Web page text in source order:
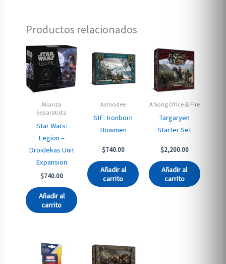
Productos relacionados
Alianza
Separatista
Star Wars:
Legion –
Droidekas Unit
Expansion
$740.00
Añadir al
carrito
Asmodee
SIF: Ironborn
Bowmen
$740.00
Añadir al
carrito
A Song Of Ice & Fire
Targaryen
Starter Set
$2,200.00
Añadir al
carrito